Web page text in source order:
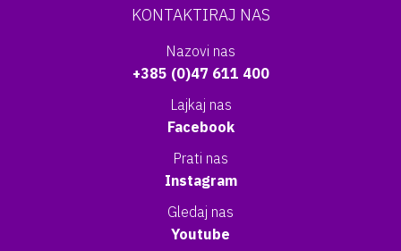
KONTAKTIRAJ NAS
Nazovi nas
+385 (0)47 611 400
Lajkaj nas
Facebook
Prati nas
Instagram
Gledaj nas
Youtube